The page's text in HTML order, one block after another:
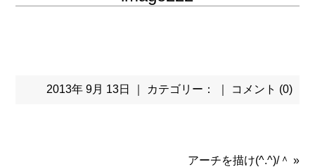
2013年 9月 13日 ｜ カテゴリー： ｜ コメント (0)
アーチを描け(^.^)/＾ »